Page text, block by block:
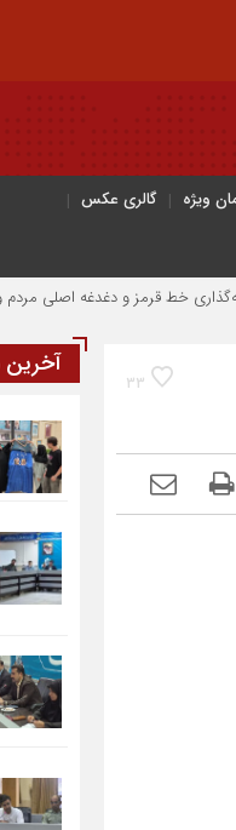
ویژه
گالری عکس
قرمز و دغدغه اصلی مردم و دولت
33